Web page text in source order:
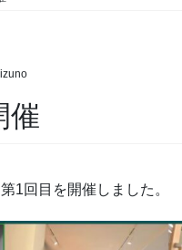
催
1回目を開催しました。